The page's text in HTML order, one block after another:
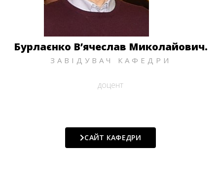
Бурлаєнко В’ячеслав Миколайович.
ЗАВІДУВАЧ КАФЕДРИ
доцент
САЙТ КАФЕДРИ